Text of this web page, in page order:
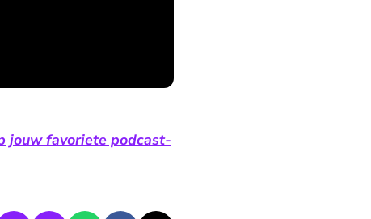
jouw favoriete podcast-